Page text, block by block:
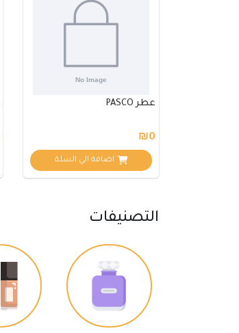
عطر PASCO
₪0
اضافة الي السلة
التصنيفات